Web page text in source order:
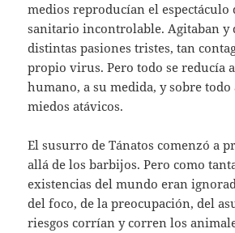
medios reproducían el espectáculo
sanitario incontrolable. Agitaban y
distintas pasiones tristes, tan
propio virus. Pero todo se reducía
humano, a su medida, y sobre todo
miedos atávicos.
El susurro de Tánatos comenzó a
allá de los barbijos. Pero como
existencias del mundo eran
del foco, de la preocupación, del
riesgos corrían y corren los